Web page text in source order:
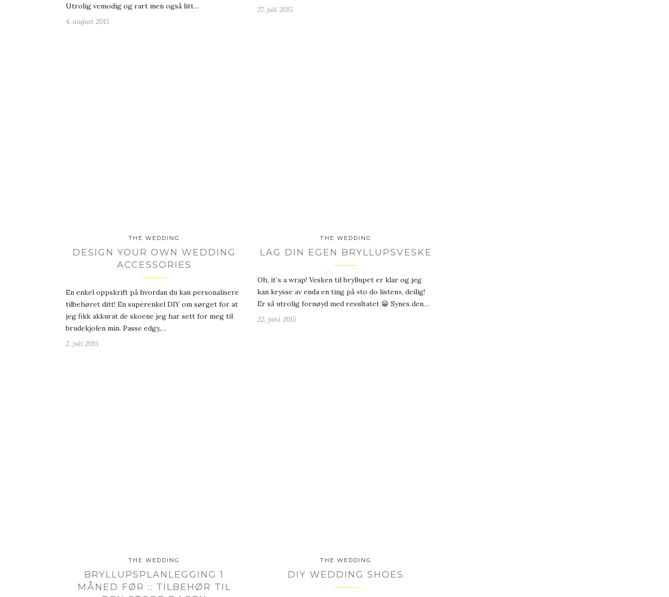
Utrolig vemodig og rart men også litt…
4. august 2015
27. juli 2015
THE WEDDING
DESIGN YOUR OWN WEDDING
ACCESSORIES
En enkel oppskrift på hvordan du kan personalisere
tilbehøret ditt! En superenkel DIY om sørget for at
jeg fikk akkurat de skoene jeg har sett for meg til
brudekjolen min. Passe edgy,…
2. juli 2015
THE WEDDING
LAG DIN EGEN BRYLLUPSVESKE
Oh, it`s a wrap! Vesken til bryllupet er klar og jeg
kan krysse av enda en ting på «to do listen», deilig!
Er så utrolig fornøyd med resultatet 😀 Synes den…
22. juni 2015
THE WEDDING
BRYLLUPSPLANLEGGING 1
MÅNED FØR :: TILBEHØR TIL
THE WEDDING
DIY WEDDING SHOES